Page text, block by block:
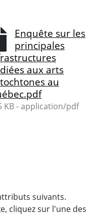
Enquête sur les
principales
aux arts
au
KB - application/pdf
suivants.
cliquez sur l'une des